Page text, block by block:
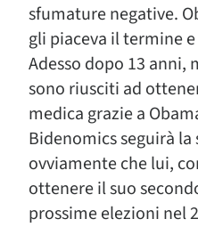
sfumature negative.
gli piaceva il termine
Adesso dopo 13
sono riusciti ad
medica grazie a
Bidenomics seguirà
ovviamente che lui,
ottenere il suo
prossime elezioni nel